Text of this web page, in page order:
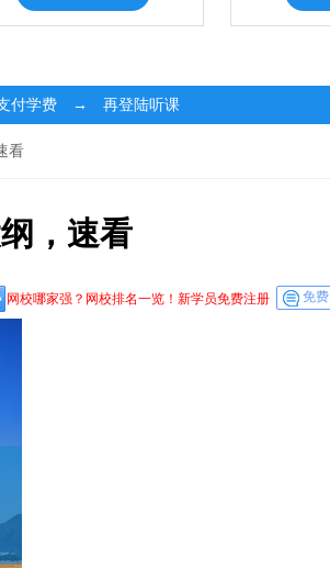
学费 → 再登陆听课
看
，速看
网校哪家强？网校排名一览！新学员免费注册 免费